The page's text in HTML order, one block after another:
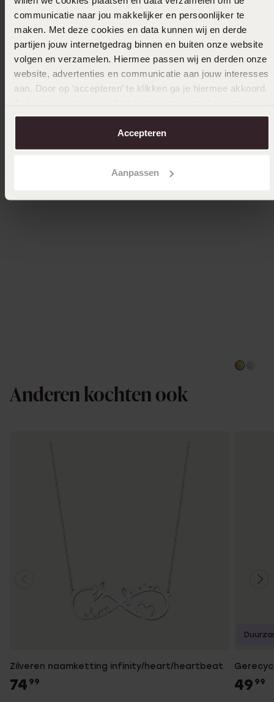
communicatie naar jou makkelijker en persoonlijker te
maken. Met deze cookies en data kunnen wij en derde
partijen jouw internetgedrag binnen en buiten onze website
volgen en verzamelen. Hiermee passen wij en derden onze
website, advertenties en communicatie aan jouw interesses
aan. Door op ‘accepteren’ te klikken ga je hiermee akkoord.
over in onscookiebeleid.
Accepteren
Aanpassen
Zilveren kinderarmband vlinder zirkonia
2999
hanger
Anderen kochten ook
Zilveren naamketting infinity/heart/heartbeat
74 99 49 99